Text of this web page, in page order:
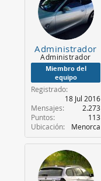
Administrador
Administrador
Miembro del
equipo
Registrado
18 Jul 2016
Mensajes
2.273
Puntos
113
Ubicación
Menorca